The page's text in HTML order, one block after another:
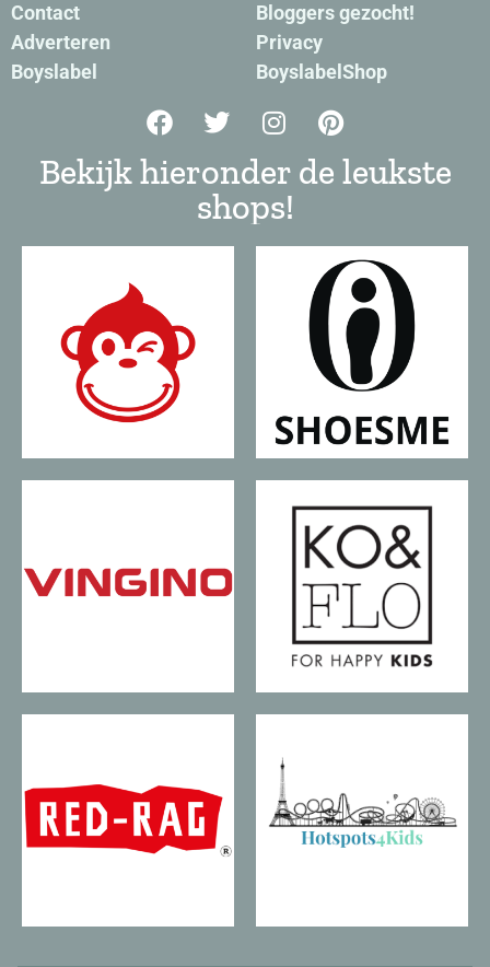
Contact
Adverteren
Boyslabel
Bloggers gezocht!
Privacy
BoyslabelShop
Bekijk hieronder de leukste
shops!